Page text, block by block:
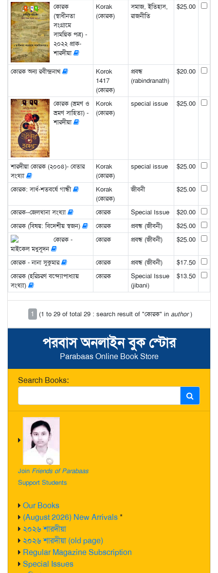
পরবাস অনলাইন বুক স্টোর
Parabaas Online Book Store
Search Books:
Join Friends of Parabaas
Support Students
Our Books
(August 2026) New Arrivals*
২০২৬ শারদীয়া
২০২৬ শারদীয়া (old page)
Regular Magazine Subscription
Special Issues
কোরক
(স্বাধীনতা
সংগ্রামে
সাময়িক পত্র) -
২০২২ প্রাক-
শারদীয়া
Korak
(কোরক)
সমাজ, ইতিহাস,
রাজনীতি
$25.00
কোরক অন্য রবীন্দ্রনাথ
Korok
1417
(কোরক)
প্রবন্ধ
(rabindranath)
$20.00
কোরক (ভ্রমণ ও
ভ্রমণ সাহিত্য) -
শারদীয়া
Korok
(কোরক)
special issue $25.00
শারদীয়া কোরক (২০০৪)- বেতার
সংখ্যা
Korak
(কোরক)
special issue $25.00
কোরক: সার্ধ-শতবর্ষে গান্ধী
Korak
(কোরক)
জীবনী $25.00
কোরক--জেলখানা সংখ্যা কোরক Special Issue
$20.00
কোরক (বিষয়: বিদেশীয় স্বজন)
কোরক প্রবন্ধ (জীবনী)
$25.00
কোরক -
মাইকেল মধুসূদন
কোরক প্রবন্ধ (জীবনী) $25.00
কোরক - নানা সুকুমার কোরক প্রবন্ধ (জীবনী)
$17.50
কোরক (হরিচরণ বন্দ্যোপাধ্যায়
সংখ্যা)
কোরক
Special Issue
(jibani)
$13.50
1 (1 to 29 of total 29 : search result of "কোরক" in author)